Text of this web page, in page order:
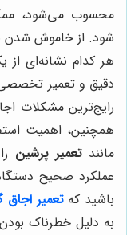
محسوب می‌شود،
شود. از خاموش شدن
هر کدام نشانه‌ای
دقیق و تعمیر
رایج‌ترین مشکلات
همچنین، اهمیت
مانندتعمیر پرشین
عملکرد صحیح
باشید کهتعمیر
به دلیل خطرناک